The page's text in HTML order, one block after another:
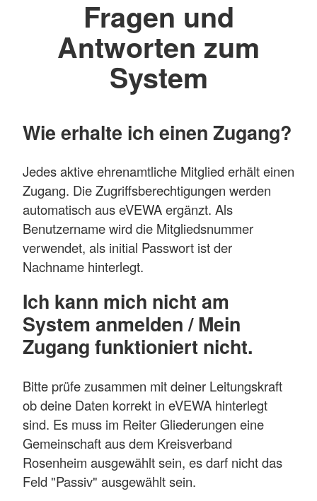
Fragen und
Antworten zum
System
Wie erhalte ich einen Zugang?
Jedes aktive ehrenamtliche Mitglied erhält einen
Zugang. Die Zugriffsberechtigungen werden
automatisch aus eVEWA ergänzt. Als
Benutzername wird die Mitgliedsnummer
verwendet, als initial Passwort ist der
Nachname hinterlegt.
Ich kann mich nicht am
System anmelden / Mein
Zugang funktioniert nicht.
Bitte prüfe zusammen mit deiner Leitungskraft
ob deine Daten korrekt in eVEWA hinterlegt
sind. Es muss im Reiter Gliederungen eine
Gemeinschaft aus dem Kreisverband
Rosenheim ausgewählt sein, es darf nicht das
Feld "Passiv" ausgewählt sein.